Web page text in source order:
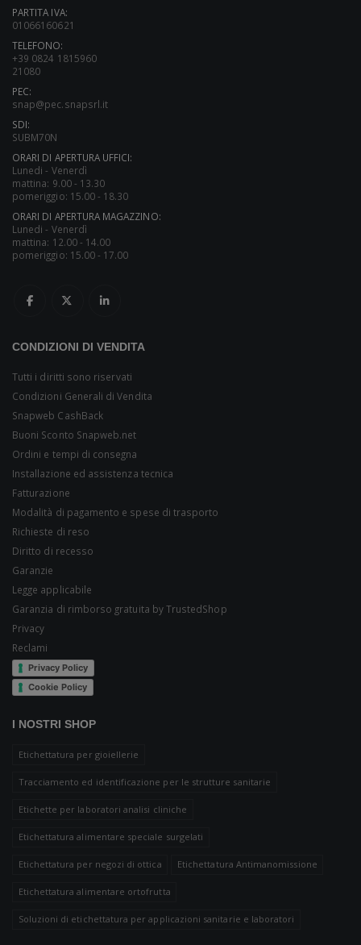
PARTITA IVA:
01066160621
TELEFONO:
+39 0824 1815960
21080
PEC:
snap@pec.snapsrl.it
SDI:
SUBM70N
ORARI DI APERTURA UFFICI:
Lunedi - Venerdì
mattina: 9.00 - 13.30
pomeriggio: 15.00 - 18.30
ORARI DI APERTURA MAGAZZINO:
Lunedi - Venerdì
mattina: 12.00 - 14.00
pomeriggio: 15.00 - 17.00
CONDIZIONI DI VENDITA
Tutti i diritti sono riservati
Condizioni Generali di Vendita
Snapweb CashBack
Buoni Sconto Snapweb.net
Ordini e tempi di consegna
Installazione ed assistenza tecnica
Fatturazione
Modalità di pagamento e spese di trasporto
Richieste di reso
Diritto di recesso
Garanzie
Legge applicabile
Garanzia di rimborso gratuita by TrustedShop
Privacy
Reclami
Privacy Policy
Cookie Policy
I NOSTRI SHOP
Etichettatura per gioiellerie
Tracciamento ed identificazione per le strutture sanitarie
Etichette per laboratori analisi cliniche
Etichettatura alimentare speciale surgelati
Etichettatura per negozi di ottica Etichettatura Antimanomissione
Etichettatura alimentare ortofrutta
Soluzioni di etichettatura per applicazioni sanitarie e laboratori